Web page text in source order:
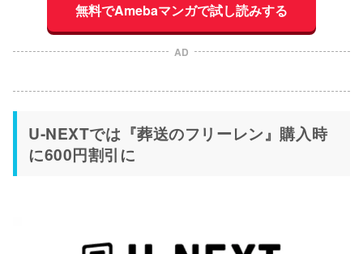
無料でAmebaマンガで試し読みする
AD
U-NEXTでは『葬送のフリーレン』購入時
に600円割引に